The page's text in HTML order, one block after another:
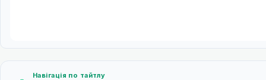
Навігація по тайтлу